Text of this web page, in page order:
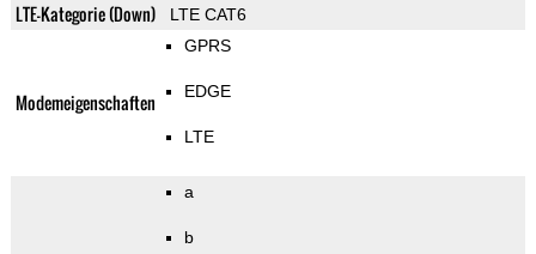
LTE-Kategorie (Down) LTE CAT6
Modemeigenschaften
GPRS
EDGE
LTE
a
b